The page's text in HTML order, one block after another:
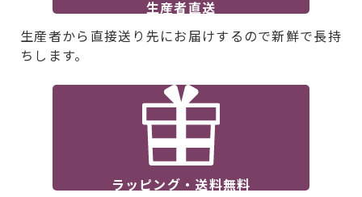
生産者直送
生産者から直接送り先にお届けするので新鮮で長持
ちします。
ラッピング・送料無料